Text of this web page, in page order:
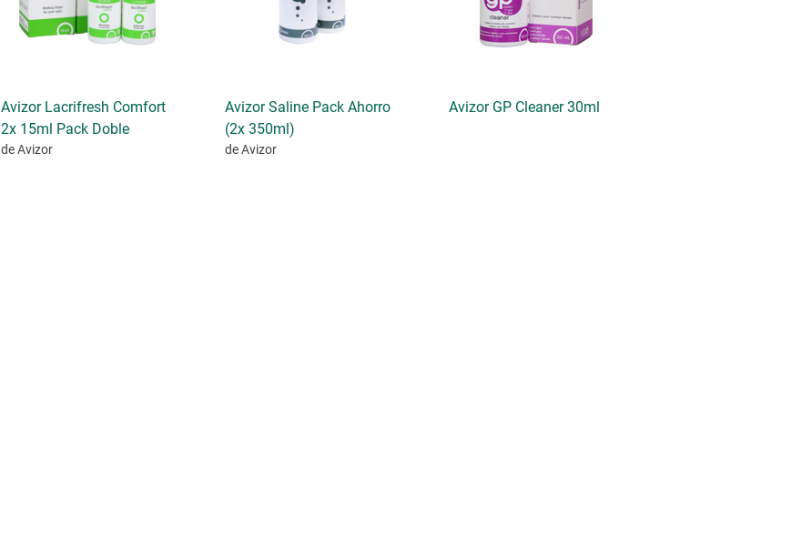
Avizor Lacrifresh Comfort
2x 15ml Pack Doble
de Avizor
Avizor Saline Pack Ahorro
(2x 350ml)
de Avizor
Avizor GP Cleaner 30ml